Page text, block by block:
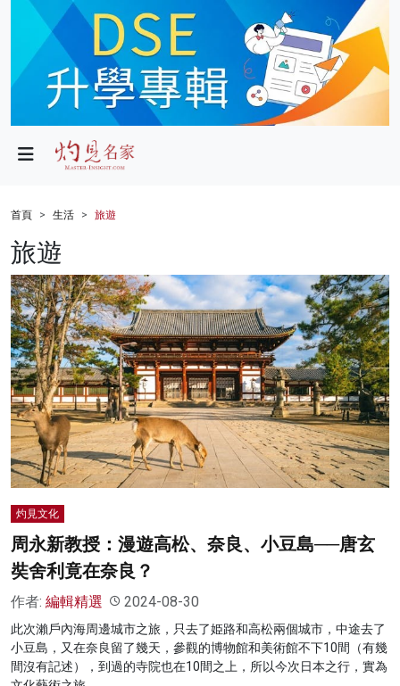
政局
財經
生活
健康
商業
科技
影片
名家榜
灼見活動
首頁 生活 旅遊
旅遊
灼見文化
周永新教授：漫遊高松、奈良、小豆島──唐玄
奘舍利竟在奈良？
作者: 編輯精選 2024-08-30
此次瀨戶內海周邊城市之旅，只去了姫路和高松兩個城市，中途去了
小豆島，又在奈良留了幾天，參觀的博物館和美術館不下10間（有幾
間沒有記述），到過的寺院也在10間之上，所以今次日本之行，實為